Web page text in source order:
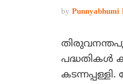
by Punnyabhumi
പദ്ധതികള്‍